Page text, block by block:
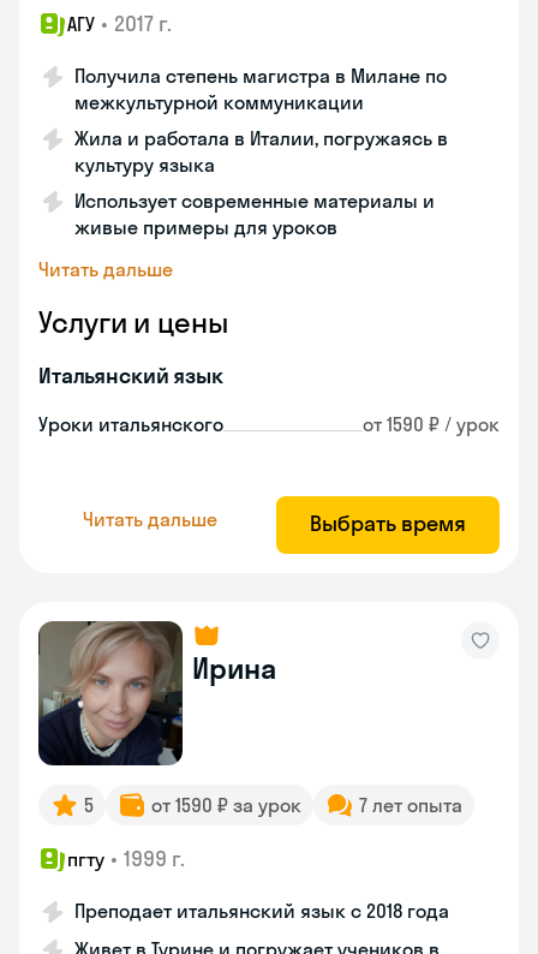
АГУ • 2017 г.
Получила степень магистра в Милане по
межкультурной коммуникации
Жила и работала в Италии, погружаясь в
культуру языка
Использует современные материалы и
живые примеры для уроков
Читать дальше
Услуги и цены
Итальянский язык
Уроки итальянского от 1590 ₽ / урок
Читать дальше Выбрать время
Ирина
5 от 1590 ₽ за урок 7 лет опыта
пгту • 1999 г.
Преподает итальянский язык с 2018 года
Живет в Турине и погружает учеников в